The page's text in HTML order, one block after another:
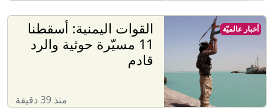
القوات اليمنية: أسقطنا
11 مسيّرة حوثية والرد
قادم
منذ 39 دقيقة
أخبار عالميّة